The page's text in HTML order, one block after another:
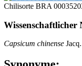
Chilisorte BRA
Wissenschaftlicher
Capsicum chinense